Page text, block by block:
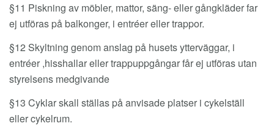
§11 Piskning av möbler, mattor, säng- eller gångkläder far
ej utföras på balkonger, i entréer eller trappor.
§12 Skyltning genom anslag på husets ytterväggar, i
entréer ,hisshallar eller trappuppgångar får ej utföras utan
styrelsens medgivande
§13 Cyklar skall ställas på anvisade platser i cykelställ
eller cykelrum.